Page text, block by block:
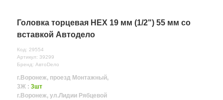
Головка торцевая HEX 19 мм (1/2") 55 мм со
вставкой Автодело
Код: 29554
Артикул: 39299
Бренд: АвтоDело
г.Воронеж, проезд Монтажный,
3Ж : 3шт
г.Воронеж, ул.Лидии Рябцевой